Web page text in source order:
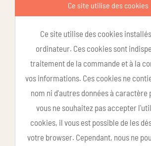
Ce site utilise des cookies
Ce site utilise des cookies
ordinateur. Ces cookies sont
traitement de la commande et à la
vos informations. Ces cookies ne
nom ni d'autres données à caractère
vous ne souhaitez pas accepter
cookies, il vous est possible de les
votre browser. Cependant, nous ne